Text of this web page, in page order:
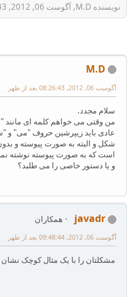
نویسنده M.D, آگوست 06, 2012, 08:26:43 بعد از ظهر
M.D
آگوست 06, 2012, 08:26:43 بعد از ظهر
سلام مجدد.
من وقتی می خواهم کلمه ای مانند
عادی باید زیپرشین حروف "می" و
شکل و البته به صورت پیوسته و
است که به صورت پیوسته نوشته
و یا دستور خاصی را می طلبد؟
javadr
همکاران
آگوست 06, 2012, 09:48:44 بعد از ظهر
مشکلتان را با یک مثال کوچک